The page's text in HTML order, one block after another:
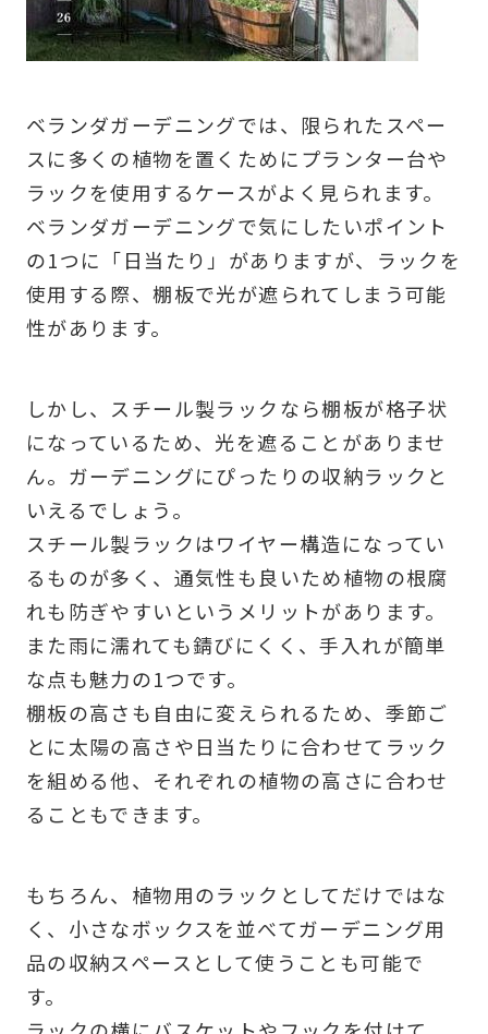
ベランダガーデニングでは、限られたスペー
スに多くの植物を置くためにプランター台や
ラックを使用するケースがよく見られます。
ベランダガーデニングで気にしたいポイント
の1つに「日当たり」がありますが、ラックを
使用する際、棚板で光が遮られてしまう可能
性があります。
しかし、スチール製ラックなら棚板が格子状
になっているため、光を遮ることがありませ
ん。ガーデニングにぴったりの収納ラックと
いえるでしょう。
スチール製ラックはワイヤー構造になってい
るものが多く、通気性も良いため植物の根腐
れも防ぎやすいというメリットがあります。
また雨に濡れても錆びにくく、手入れが簡単
な点も魅力の1つです。
棚板の高さも自由に変えられるため、季節ご
とに太陽の高さや日当たりに合わせてラック
を組める他、それぞれの植物の高さに合わせ
ることもできます。
もちろん、植物用のラックとしてだけではな
く、小さなボックスを並べてガーデニング用
品の収納スペースとして使うことも可能で
す。